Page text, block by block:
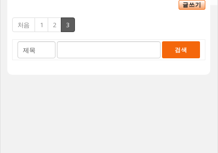
글쓰기
처음 1 2 3
게
시
검
색
검
색